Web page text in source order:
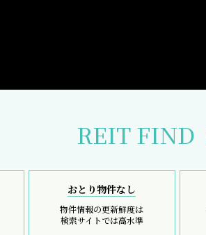
REIT FIND
おとり物件なし
物件情報の更新鮮度は
検索サイトでは高水準